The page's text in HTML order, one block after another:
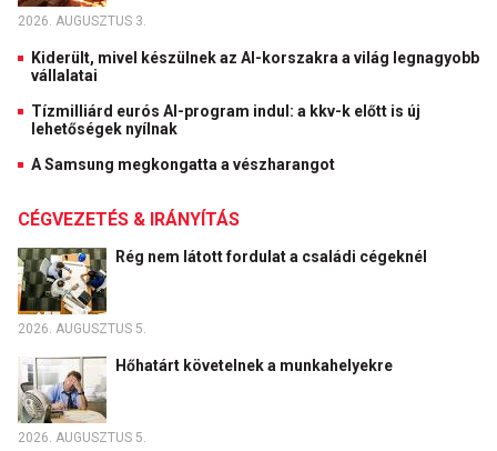
2026. AUGUSZTUS 3.
Kiderült, mivel készülnek az AI-korszakra a világ legnagyobb
vállalatai
Tízmilliárd eurós AI-program indul: a kkv-k előtt is új
lehetőségek nyílnak
A Samsung megkongatta a vészharangot
CÉGVEZETÉS & IRÁNYÍTÁS
Rég nem látott fordulat a családi cégeknél
2026. AUGUSZTUS 5.
Hőhatárt követelnek a munkahelyekre
2026. AUGUSZTUS 5.